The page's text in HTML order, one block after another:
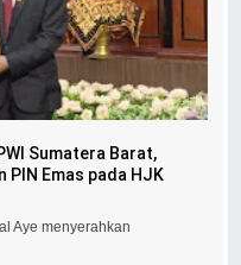
Sumatera Barat,
PIN Emas pada HJK
Aye menyerahkan